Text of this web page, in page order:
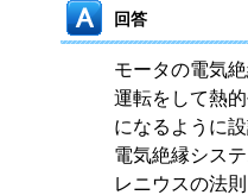
回答
モータの電気
運転をして熱
になるように
電気絶縁シス
レニウスの法